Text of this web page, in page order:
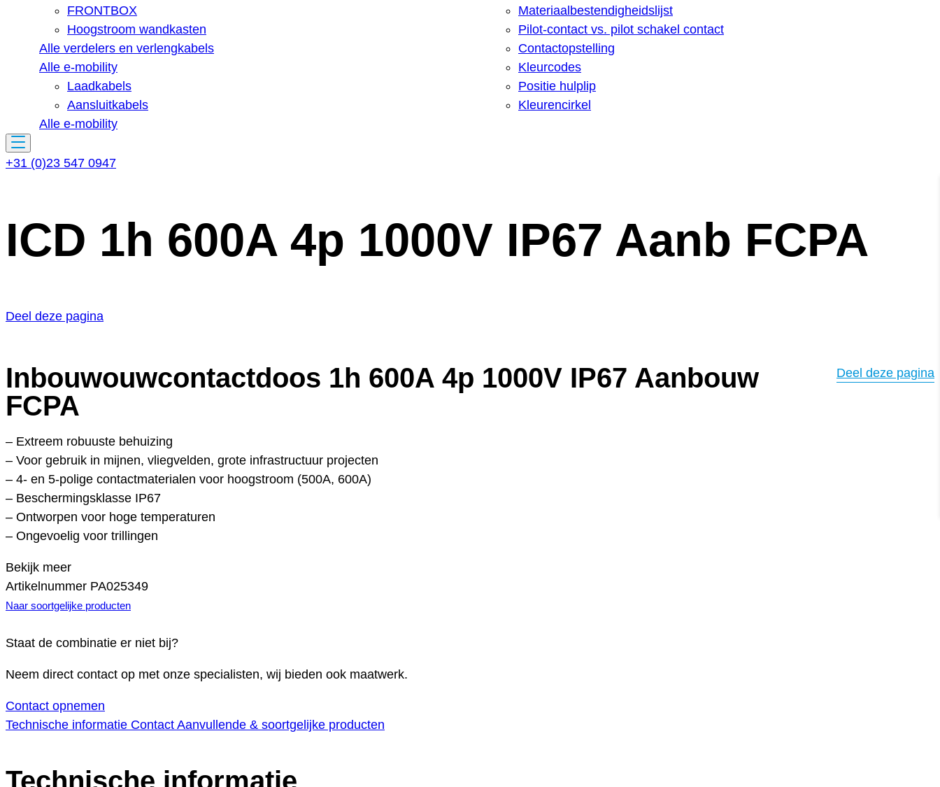
FRONTBOX
Hoogstroom wandkasten
Alle verdelers en verlengkabels
Alle e-mobility
Laadkabels
Aansluitkabels
Alle e-mobility
Materiaalbestendigheidslijst
Pilot-contact vs. pilot schakel contact
Contactopstelling
Kleurcodes
Positie hulplip
Kleurencirkel
+31 (0)23 547 0947
ICD 1h 600A 4p 1000V IP67 Aanb FCPA
Deel deze pagina
Inbouwouwcontactdoos 1h 600A 4p 1000V IP67 Aanbouw
FCPA
Deel deze pagina
– Extreem robuuste behuizing
– Voor gebruik in mijnen, vliegvelden, grote infrastructuur projecten
– 4- en 5-polige contactmaterialen voor hoogstroom (500A, 600A)
– Beschermingsklasse IP67
– Ontworpen voor hoge temperaturen
– Ongevoelig voor trillingen
Bekijk meer
Artikelnummer PA025349
Naar soortgelijke producten
Staat de combinatie er niet bij?
Neem direct contact op met onze specialisten, wij bieden ook maatwerk.
Contact opnemen
Technische informatie Contact Aanvullende & soortgelijke producten
Technische informatie